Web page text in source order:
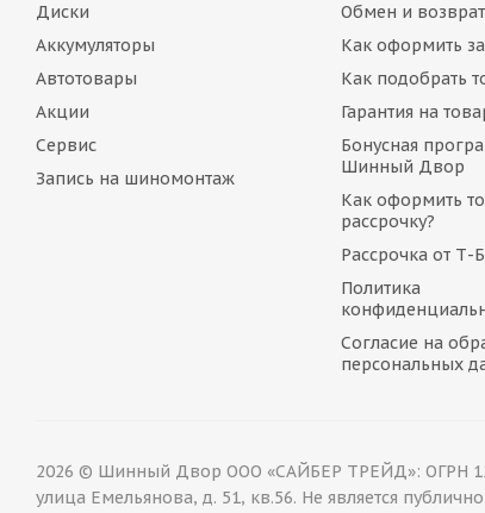
Диски
Аккумуляторы
Автотовары
Акции
Сервис
Запись на шиномонтаж
Обмен и возврат
Как оформить
Как подобрать
Гарантия на
Бонусная
Шинный Двор
Как оформить
рассрочку?
Рассрочка от Т-
Политика
Согласие на
персональных
2026 © Шинный Двор ООО «САЙБЕР ТРЕЙД»: ОГРН
улица Емельянова, д. 51, кв.56. Не является